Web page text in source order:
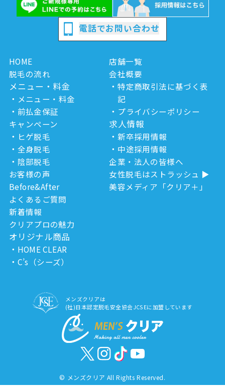
電話でお問い合わせ
HOME
脱毛の流れ
メニュー・料金
メニュー・料金
前払金保証
キャンペーン
ヒゲ脱毛
全身脱毛
陰部脱毛
お客様の声
Before&After
よくあるご質問
新着情報
クリアプロの魅力
オリジナル商品
HOME CLEAR
C’s（シーズ）
店舗一覧
会社概要
特定商取引法に基づく表
記
プライバシーポリシー
求人情報
新卒採用情報
中途採用情報
企業・法人の皆様へ
女性脱毛はストラッシュ
美容メディア「クリア＋」
メンズクリアは
(社)日本認定脱毛安全協会JCSEに加盟しています
© メンズクリア All Rights Reserved.